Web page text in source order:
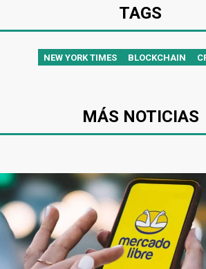
TAGS
NEW YORK TIMES BLOCKCHAIN
MÁS NOTICIAS